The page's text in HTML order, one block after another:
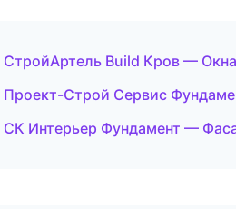
СтройАртель Build Кров —
Проект-Строй Сервис
СК Интерьер Фундамент —